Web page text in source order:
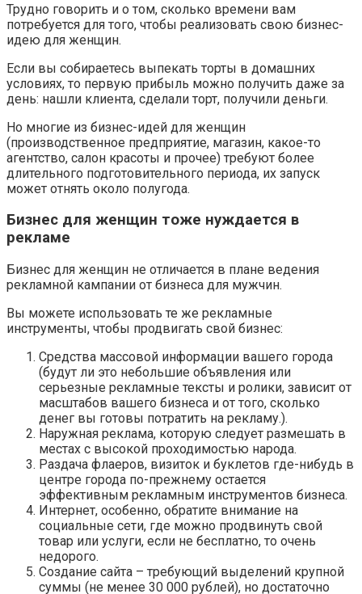
Трудно говорить и о том, сколько времени вам
потребуется для того, чтобы реализовать свою бизнес-
идею для женщин.
Если вы собираетесь выпекать торты в домашних
условиях, то первую прибыль можно получить даже за
день: нашли клиента, сделали торт, получили деньги.
Но многие из бизнес-идей для женщин
(производственное предприятие, магазин, какое-то
агентство, салон красоты и прочее) требуют более
длительного подготовительного периода, их запуск
может отнять около полугода.
Бизнес для женщин тоже нуждается в
рекламе
Бизнес для женщин не отличается в плане ведения
рекламной кампании от бизнеса для мужчин.
Вы можете использовать те же рекламные
инструменты, чтобы продвигать свой бизнес:
Средства массовой информации вашего города
(будут ли это небольшие объявления или
серьезные рекламные тексты и ролики, зависит от
масштабов вашего бизнеса и от того, сколько
денег вы готовы потратить на рекламу.).
Наружная реклама, которую следует размешать в
местах с высокой проходимостью народа.
Раздача флаеров, визиток и буклетов где-нибудь в
центре города по-прежнему остается
эффективным рекламным инструментов бизнеса.
Интернет, особенно, обратите внимание на
социальные сети, где можно продвинуть свой
товар или услуги, если не бесплатно, то очень
недорого.
Создание сайта – требующий выделений крупной
суммы (не менее 30 000 рублей), но достаточно